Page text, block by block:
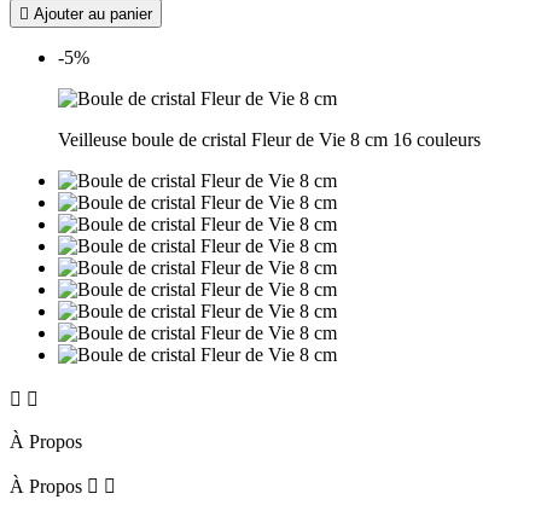
 Ajouter au panier
-5%
Veilleuse boule de cristal Fleur de Vie 8 cm 16 couleurs
 
À Propos
À Propos  